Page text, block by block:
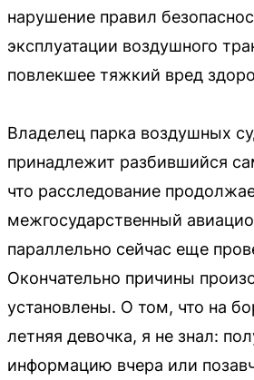
нарушение правил
эксплуатации воздушного
повлекшее тяжкий вред
Владелец парка воздушных
принадлежит разбившийся
что расследование
межгосударственный
параллельно сейчас еще
Окончательно причины
установлены. О том, что на
летняя девочка, я не знал:
информацию вчера или